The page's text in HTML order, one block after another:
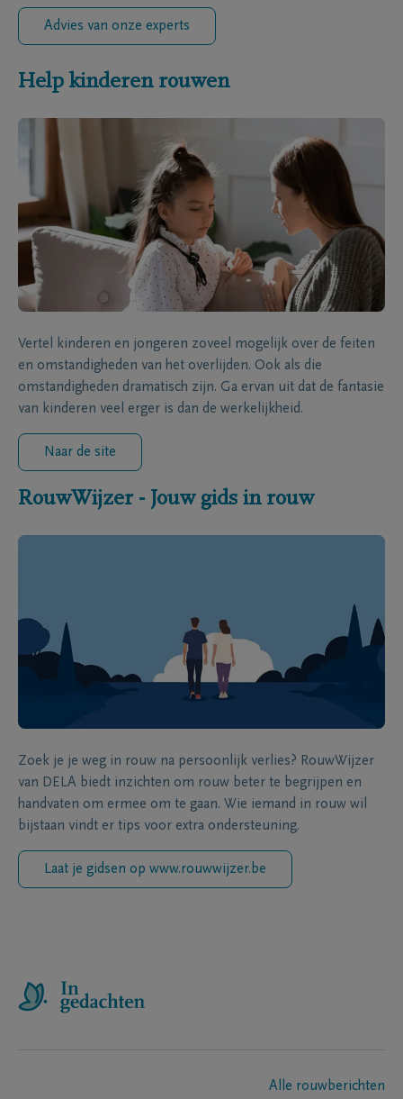
Advies van onze experts
Help kinderen rouwen
Vertel kinderen en jongeren zoveel mogelijk over de feiten
en omstandigheden van het overlijden. Ook als die
omstandigheden dramatisch zijn. Ga ervan uit dat de fantasie
van kinderen veel erger is dan de werkelijkheid.
Naar de site
RouwWijzer - Jouw gids in rouw
Zoek je je weg in rouw na persoonlijk verlies? RouwWijzer
van DELA biedt inzichten om rouw beter te begrijpen en
handvaten om ermee om te gaan. Wie iemand in rouw wil
bijstaan vindt er tips voor extra ondersteuning.
Laat je gidsen op www.rouwwijzer.be
Alle rouwberichten